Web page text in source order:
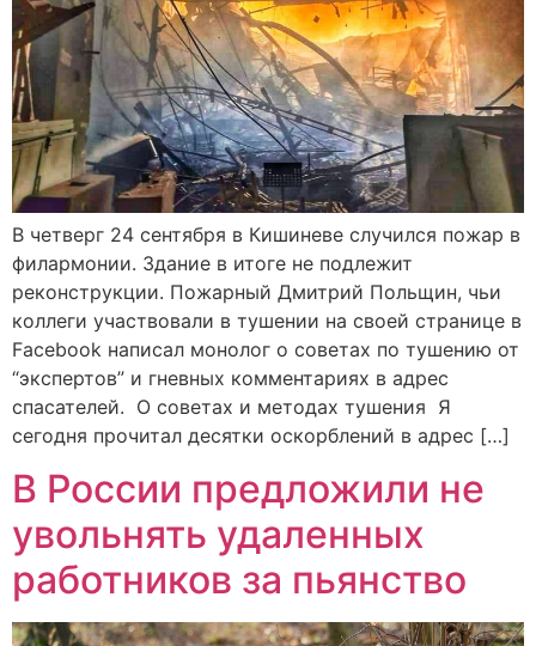
В четверг 24 сентября в Кишиневе случился пожар в
филармонии. Здание в итоге не подлежит
реконструкции. Пожарный Дмитрий Польщин, чьи
коллеги участвовали в тушении на своей странице в
Facebook написал монолог о советах по тушению от
“экспертов” и гневных комментариях в адрес
спасателей. О советах и методах тушения Я
сегодня прочитал десятки оскорблений в адрес […]
В России предложили не
увольнять удаленных
работников за пьянство